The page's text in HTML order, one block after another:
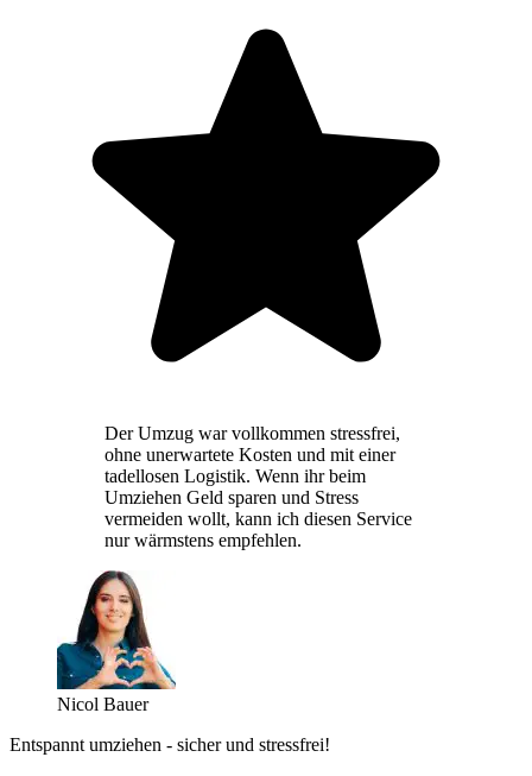
Der Umzug war vollkommen stressfrei,
ohne unerwartete Kosten und mit einer
tadellosen Logistik. Wenn ihr beim
Umziehen Geld sparen und Stress
vermeiden wollt, kann ich diesen Service
nur wärmstens empfehlen.
Nicol Bauer
Entspannt umziehen - sicher und stressfrei!